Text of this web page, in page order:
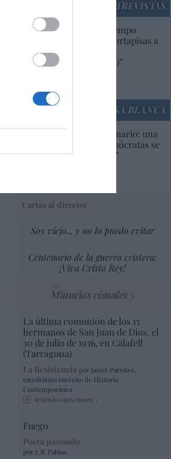
ENTREVISTAS
“Europa lleva mucho tiempo
poniendo aranceles y cortapisas a
productos y compañías
americanas (y europeas)”
LA CASA BLANCA
EEUU. Inquietante escenario: una
tercera parte de los demócratas se
define como “socialista”
Cartas al director
Soy viejo... y no lo puedo evitar
Centenario de la guerra cristera:
¡Viva Cristo Rey!
Minucias visuales
La última comunión de los 15
hermanos de San Juan de Dios, el
30 de julio de 1936, en Calafell
(Tarragona)
La Resistencia por Javier Paredes,
catedrático emérito de Historia
Contemporánea
Artículos anteriores
Fuego
Poeta pasmado
por J. R. Pablos